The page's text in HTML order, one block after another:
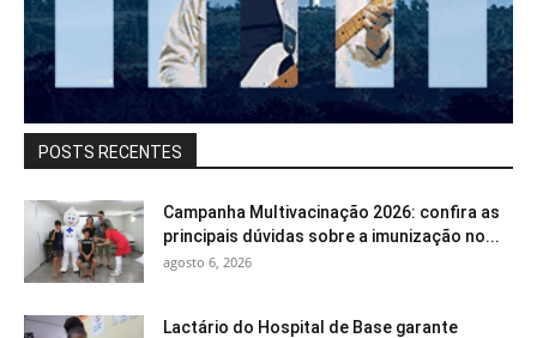
POSTS RECENTES
Campanha Multivacinação 2026: confira as
principais dúvidas sobre a imunização no...
agosto 6, 2026
Lactário do Hospital de Base garante